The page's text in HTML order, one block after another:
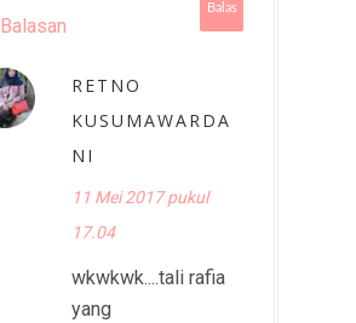
Balas
Balasan
RETNO
KUSUMAWARDA
NI
11 Mei 2017 pukul
17.04
wkwkwk....tali rafia
yang